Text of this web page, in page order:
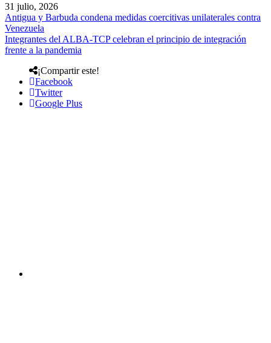
31 julio, 2026
Antigua y Barbuda condena medidas coercitivas unilaterales contra
Venezuela
Integrantes del ALBA-TCP celebran el principio de integración
frente a la pandemia
¡Compartir este!
Facebook
Twitter
Google Plus